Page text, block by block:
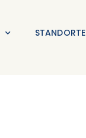
STANDORTE